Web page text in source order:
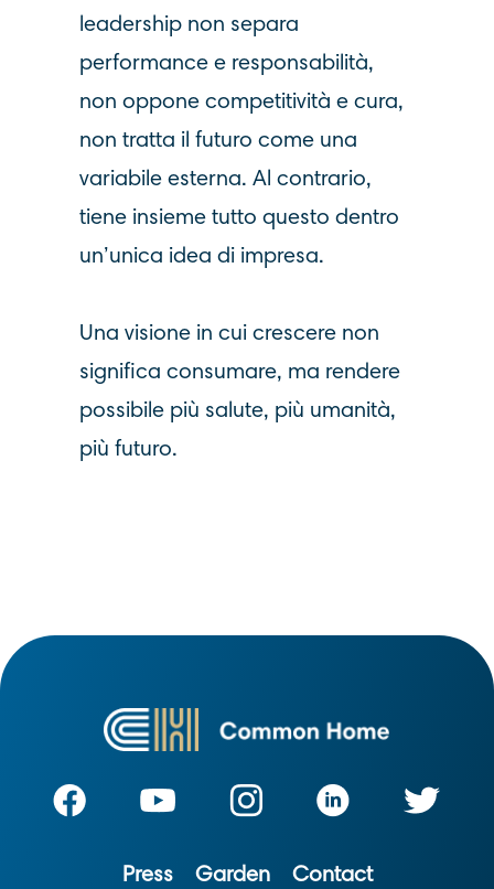
leadership non separa
performance e responsabilità,
non oppone competitività e cura,
non tratta il futuro come una
variabile esterna. Al contrario,
tiene insieme tutto questo dentro
un’unica idea di impresa.
Una visione in cui crescere non
significa consumare, ma rendere
possibile più salute, più umanità,
più futuro.
Press Garden Contact